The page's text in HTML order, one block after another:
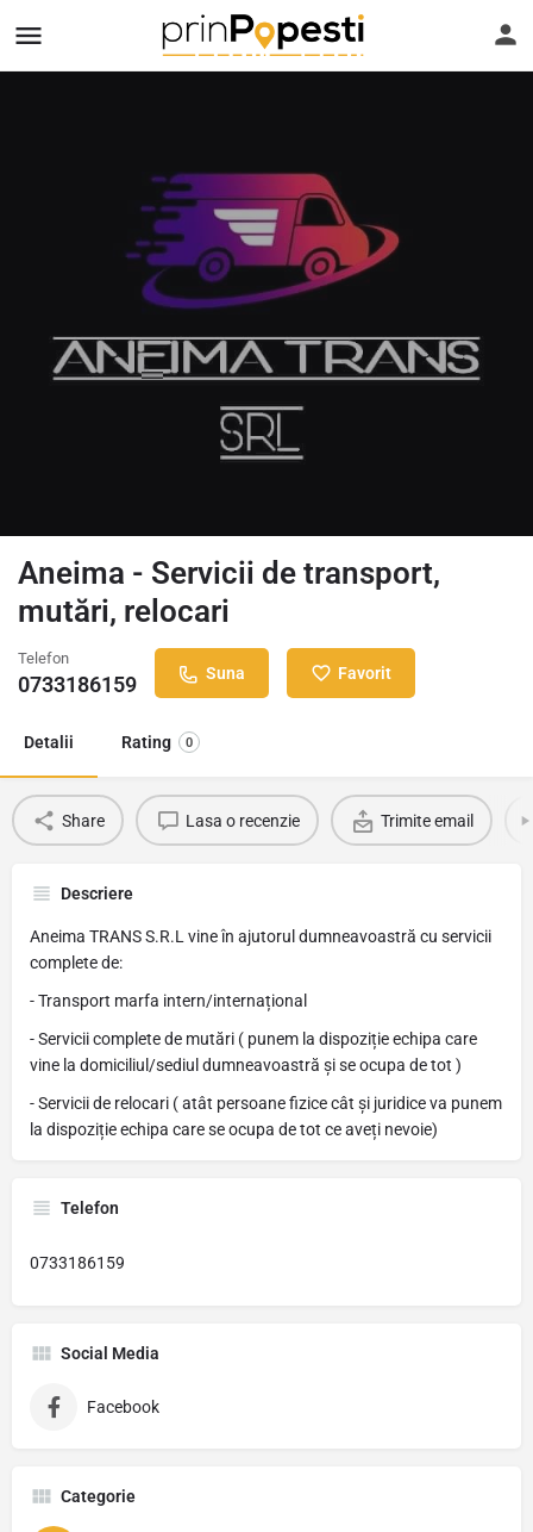
Aneima - Servicii de transport,
mutări, relocari
Telefon
0733186159 Suna Favorit
Detalii Rating 0
Share Lasa o recenzie Trimite email
Descriere
Aneima TRANS S.R.L vine în ajutorul dumneavoastră cu servicii
complete de:
- Transport marfa intern/internațional
- Servicii complete de mutări ( punem la dispoziție echipa care
vine la domiciliul/sediul dumneavoastră și se ocupa de tot )
- Servicii de relocari ( atât persoane fizice cât și juridice va punem
la dispoziție echipa care se ocupa de tot ce aveți nevoie)
Telefon
0733186159
Social Media
Facebook
Categorie